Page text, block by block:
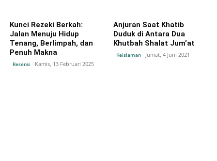
Kunci Rezeki Berkah:
Jalan Menuju Hidup
Tenang, Berlimpah, dan
Penuh Makna
Resensi Kamis, 13 Februari 2025
Anjuran Saat Khatib
Duduk di Antara Dua
Khutbah Shalat Jum’at
Keislaman Jumat, 4 Juni 2021